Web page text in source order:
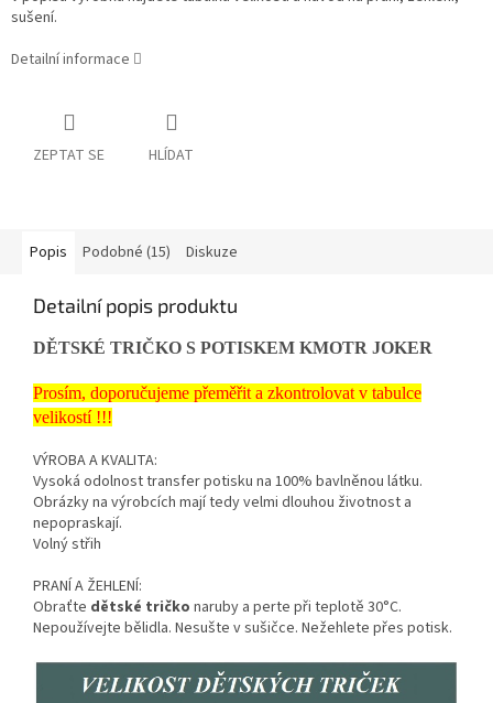
sušení.
Detailní informace
ZEPTAT SE HLÍDAT
Popis Podobné (15) Diskuze
Detailní popis produktu
DĚTSKÉ TRIČKO S POTISKEM KMOTR JOKER
Prosím, doporučujeme přeměřit a zkontrolovat v tabulce
velikostí !!!
VÝROBA A KVALITA:
Vysoká odolnost transfer potisku na 100% bavlněnou látku.
Obrázky na výrobcích mají tedy velmi dlouhou životnost a
nepopraskají.
Volný střih
PRANÍ A ŽEHLENÍ:
Obraťte dětské tričko naruby a perte při teplotě 30°C.
Nepoužívejte bělidla. Nesušte v sušičce. Nežehlete přes potisk.